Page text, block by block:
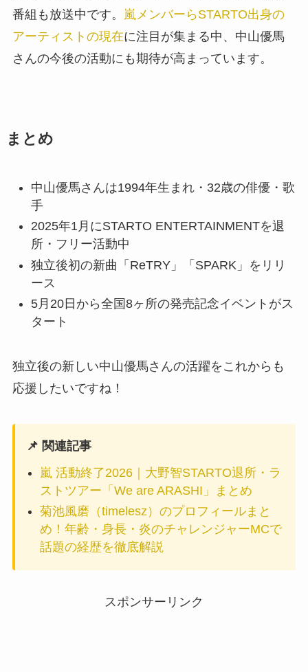
番組も放送中です。
嵐メンバーらSTARTO出身の
アーティストの現在に注目が集まる中、中山優馬
さんの今後の活動にも期待が高まっています。
まとめ
中山優馬さんは1994年生まれ・32歳の俳優・歌
手
2025年1月にSTARTO ENTERTAINMENTを退
所・フリー活動中
独立後初の新曲「ReTRY」「SPARK」をリリ
ース
5月20日から全国8ヶ所の発売記念イベントがス
タート
独立後の新しい中山優馬さんの活躍をこれからも
応援したいですね！
📌 関連記事
嵐 活動終了2026｜大野智STARTO退所・ラ
ストツアー「We are ARASHI」まとめ
菊池風磨（timelesz）のプロフィールまと
め！年齢・身長・炎のチャレンジャーMCで
話題の経歴を徹底解説
スポンサーリンク